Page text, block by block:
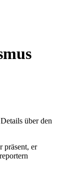
Details über den
präsent, er